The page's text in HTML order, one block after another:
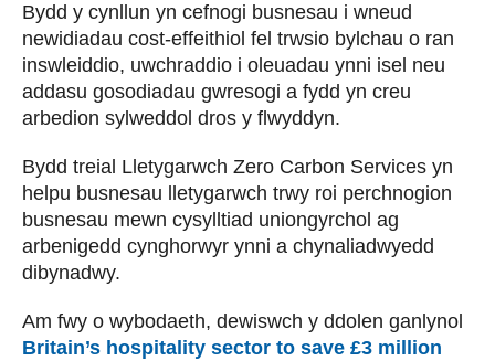
Bydd y cynllun yn cefnogi busnesau i wneud
newidiadau cost-effeithiol fel trwsio bylchau o ran
inswleiddio, uwchraddio i oleuadau ynni isel neu
addasu gosodiadau gwresogi a fydd yn creu
arbedion sylweddol dros y flwyddyn.
Bydd treial Lletygarwch Zero Carbon Services yn
helpu busnesau lletygarwch trwy roi perchnogion
busnesau mewn cysylltiad uniongyrchol ag
arbenigedd cynghorwyr ynni a chynaliadwyedd
dibynadwy.
Am fwy o wybodaeth, dewiswch y ddolen ganlynol
Britain’s hospitality sector to save £3 million